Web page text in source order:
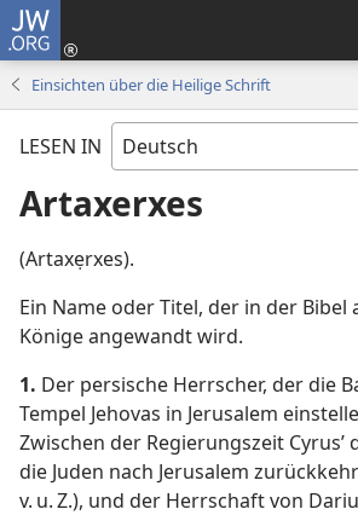
JW.ORG
Einsichten über die Heilige Schrift
LESEN IN
Artaxerxes
(Artaxẹrxes).
Ein Name oder Titel, der in der Bibel
Könige angewandt wird.
1. Der persische Herrscher, der die
Tempel Jehovas in Jerusalem
Zwischen der Regierungszeit Cyrus’
die Juden nach Jerusalem
v. u. Z.), und der Herrschaft von